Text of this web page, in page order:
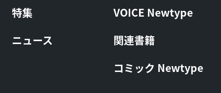
特集
ニュース
VOICE Newtype
関連書籍
コミック Newtype